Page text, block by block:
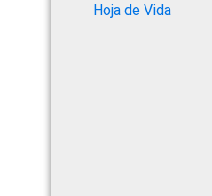
Hoja de Vida